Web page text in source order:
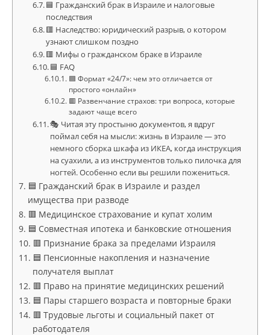
🟦 Гражданский брак в Израиле и налоговые
последствия
🟥 Наследство: юридический разрыв, о котором
узнают слишком поздно
🟥 Мифы о гражданском браке в Израиле
🟦 FAQ
🟦 Формат «24/7»: чем это отличается от
простого «онлайн»
🟥 Развенчание страхов: три вопроса, которые
задают чаще всего
🎭 Читая эту простыню документов, я вдруг
поймал себя на мысли: жизнь в Израиле — это
немного сборка шкафа из ИКЕА, когда инструкция
на суахили, а из инструментов только пилочка для
ногтей. Особенно если вы решили пожениться.
🟦 Гражданский брак в Израиле и раздел
имущества при разводе
🟥 Медицинское страхование и купат холим
🟦 Совместная ипотека и банковские отношения
🟥 Признание брака за пределами Израиля
🟦 Пенсионные накопления и назначение
получателя выплат
🟥 Право на принятие медицинских решений
🟦 Пары старшего возраста и повторные браки
🟥 Трудовые льготы и социальный пакет от
работодателя